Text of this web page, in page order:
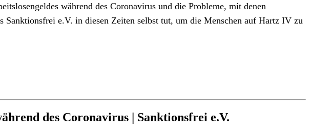
während des Coronavirus und die Probleme, mit denen
e.V. in diesen Zeiten selbst tut, um die Menschen auf Hartz IV zu
des Coronavirus | Sanktionsfrei e.V.